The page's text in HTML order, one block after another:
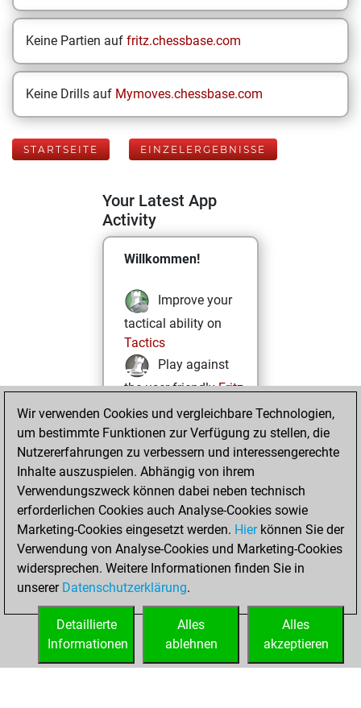
Keine Partien auf fritz.chessbase.com
Keine Drills auf Mymoves.chessbase.com
STARTSEITE EINZELERGEBNISSE
Your Latest App
Activity
Willkommen!
Improve your
tactical ability on
Tactics
Play against
the user friendlyFritz
Test and
improve your
openings knowledge
onMyMoves
Play and
follow your friends'
games on Play
Solve some
beautiful and
onStudies
Wir verwenden Cookies und vergleichbare Technologien,
um bestimmte Funktionen zur Verfügung zu stellen, die
Nutzererfahrungen zu verbessern und interessengerechte
Inhalte auszuspielen. Abhängig von ihrem
Verwendungszweck können dabei neben technisch
erforderlichen Cookies auch Analyse-Cookies sowie
Marketing-Cookies eingesetzt werden. Hierkönnen Sie der
Verwendung von Analyse-Cookies und Marketing-Cookies
widersprechen. Weitere Informationen finden Sie in
unserer Datenschutzerklärung.
Alles
akzeptieren
Alles
ablehnen
Detaillierte
Informationen